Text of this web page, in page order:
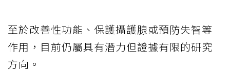
至於改善性功能、保護攝護腺或預防失智等
作用，目前仍屬具有潛力但證據有限的研究
方向。